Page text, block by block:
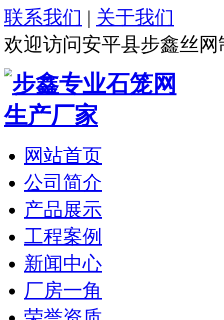
联系我们 | 关于我们
欢迎访问安平县步鑫丝
网站首页
公司简介
产品展示
工程案例
新闻中心
厂房一角